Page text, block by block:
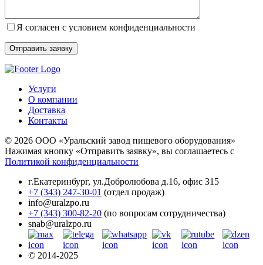
Я согласен с условием конфиденциальности
Услуги
О компании
Доставка
Контакты
© 2026 ООО «Уральский завод пищевого оборудования»
Нажимая кнопку «Отправить заявку», вы соглашаетесь с
Политикой конфиденциальности
г.Екатеринбург, ул.Добролюбова д.16, офис 315
+7 (343) 247-30-01 (отдел продаж)
info@uralzpo.ru
+7 (343) 300-82-20 (по вопросам сотрудничества)
snab@uralzpo.ru
© 2014-2025